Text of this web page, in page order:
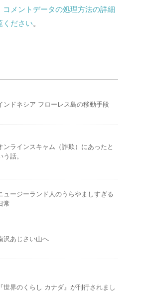
コメントデータの処理方法の詳細
ください。
ンドネシア フローレス島の移動手段
ンラインスキャム（詐欺）にあったと
う話。
ュージーランド人のうらやましすぎる
常
沢あじさい山へ
『世界のくらし カナダ』が刊行されまし